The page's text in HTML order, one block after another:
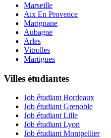
Marseille
Aix En Provence
Marignane
Aubagne
Arles
Vitrolles
Martigues
Villes étudiantes
Job étudiant Bordeaux
Job étudiant Grenoble
Job étudiant Lille
Job étudiant Lyon
Job étudiant Montpellier